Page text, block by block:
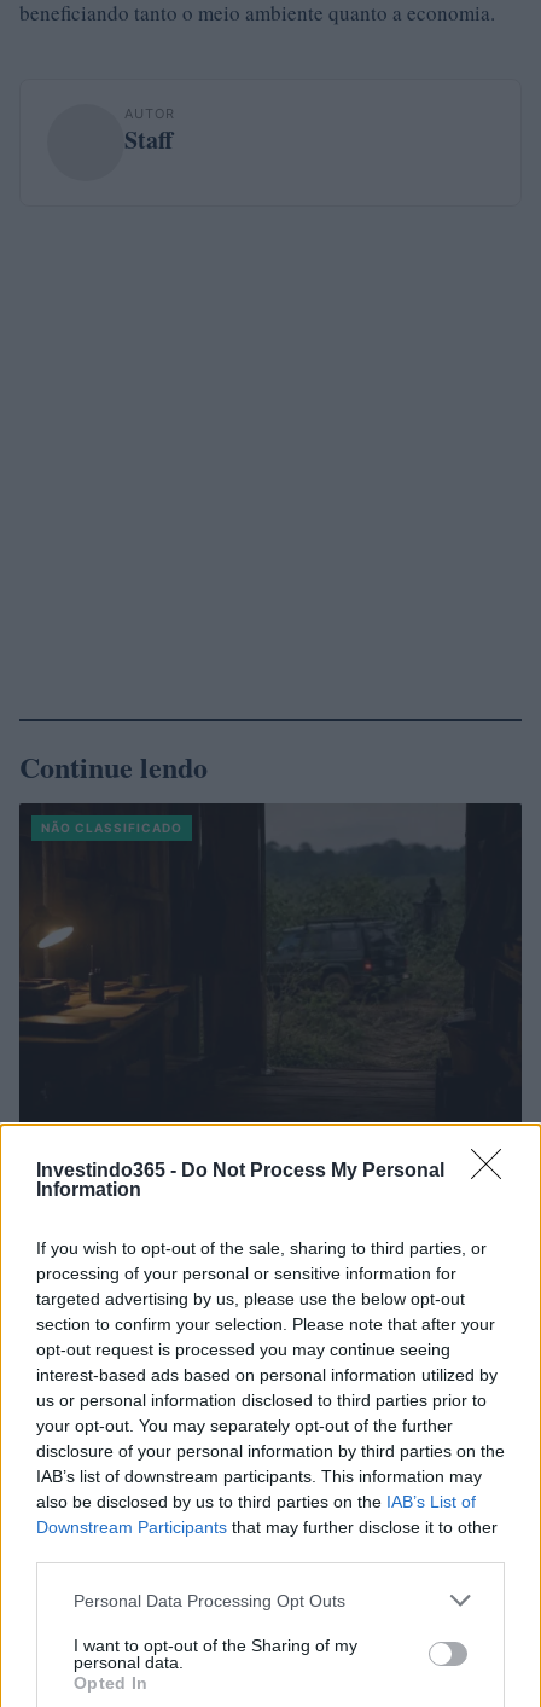
Investindo365 - Do Not Process My Personal
Information
If you wish to opt-out of the sale, sharing to third parties, or
processing of your personal or sensitive information for
targeted advertising by us, please use the below opt-out
section to confirm your selection. Please note that after your
opt-out request is processed you may continue seeing
interest-based ads based on personal information utilized by
us or personal information disclosed to third parties prior to
your opt-out. You may separately opt-out of the further
disclosure of your personal information by third parties on the
IAB’s list of downstream participants. This information may
also be disclosed by us to third parties on the IAB’s List of
Downstream Participants that may further disclose it to other
Please note that this website/app uses one or more Google
not limited to your visit or usage behaviour. You may click to
grant or deny consent to Google and its third-party tags to
use your data for below specified purposes in below Google
Personal Data Processing Opt Outs
I want to opt-out of the Sharing of my
personal data.
Opted In
beneficiando tanto o meio ambiente quanto a economia.
AUTOR
Staff
Continue lendo
NÃO CLASSIFICADO
Redução histórica do desmatamento na Amazônia entre agosto
de 2026 e julho de 2026
NÃO CLASSIFICADO
Brent cai 8.3% e arrasta petróleo e ouro para baixo
NÃO CLASSIFICADO